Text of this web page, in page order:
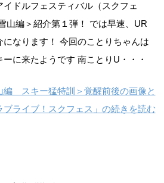
ドルフェスティバル（スクフェ
山編＞紹介第１弾！ では早速、UR
なります！ 今回のことりちゃんは
に来たようです 南ことりU・・・
編 スキー猛特訓＞覚醒前後の画像と
ライブ！スクフェス」の続きを読む